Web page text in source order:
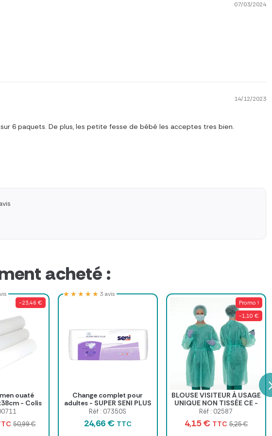
07/03/2024
14/12/2023
6 paquets. De plus, les petite fesse de bébé les acceptes tres bien.
acheté :
-23,46 €
ouaté
- Colis
50,99 €
Change complet pour
adultes - SUPER SENI PLUS
Réf : 07350S
★★★★★
★★★★★ 3 avis
24,66 € TTC
Promo !
-1,10 €
BLOUSE VISITEUR À USAGE
UNIQUE NON TISSÉE CE -
sachet de 10
Réf : 02587
4,15 € TTC 5,25 €